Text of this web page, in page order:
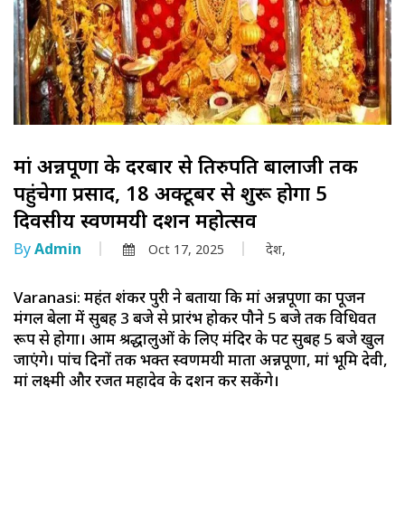
मां अन्नपूर्णा के दरबार से तिरुपति बालाजी तक
पहुंचेगा प्रसाद, 18 अक्टूबर से शुरू होगा 5
दिवसीय स्वर्णमयी दर्शन महोत्सव
ByAdmin Oct 17, 2025 देश,
Varanasi: महंत शंकर पुरी ने बताया कि मां अन्नपूर्णा का पूजन
मंगल बेला में सुबह 3 बजे से प्रारंभ होकर पौने 5 बजे तक विधिवत
रूप से होगा। आम श्रद्धालुओं के लिए मंदिर के पट सुबह 5 बजे खुल
जाएंगे। पांच दिनों तक भक्त स्वर्णमयी माता अन्नपूर्णा, मां भूमि देवी,
मां लक्ष्मी और रजत महादेव के दर्शन कर सकेंगे।